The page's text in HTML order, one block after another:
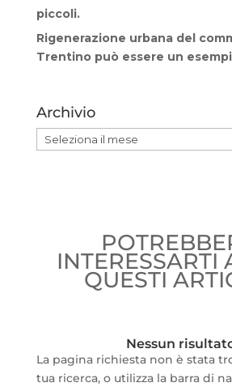
piccoli.
Rigenerazione urbana del
Trentino può essere un
Archivio
Archivio
INTERESSARTI
QUESTI
Nessun
La pagina richiesta non è stata
tua ricerca, o utilizza la barra di